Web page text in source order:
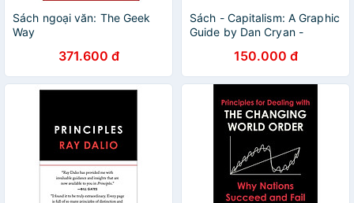
Sách ngoại văn: The Geek
Way
371.600 đ
Sách - Capitalism: A Graphic
Guide by Dan Cryan -
History/English book
150.000 đ